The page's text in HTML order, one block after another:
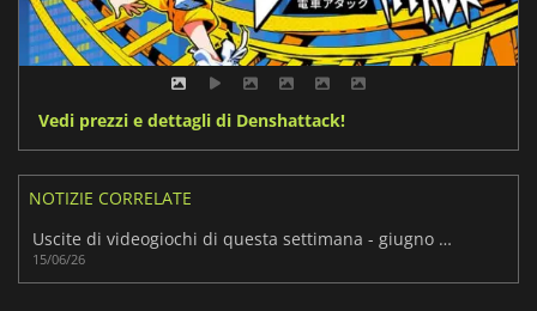
Vedi prezzi e dettagli di Denshattack!
NOTIZIE CORRELATE
Uscite di videogiochi di questa settimana - giugno 2026 (settimana 25)
15/06/26